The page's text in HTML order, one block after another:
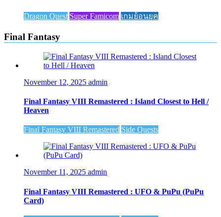
Dragon Quest Super Famicom เกมย้อนยุค
Final Fantasy
November 12, 2025 admin
Final Fantasy VIII Remastered : Island Closest to Hell /
Heaven
Final Fantasy VIII Remastered Side Quests
November 11, 2025 admin
Final Fantasy VIII Remastered : UFO & PuPu (PuPu
Card)